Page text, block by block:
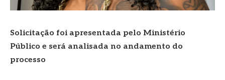
Solicitação foi apresentada pelo Ministério
Público e será analisada no andamento do
processo